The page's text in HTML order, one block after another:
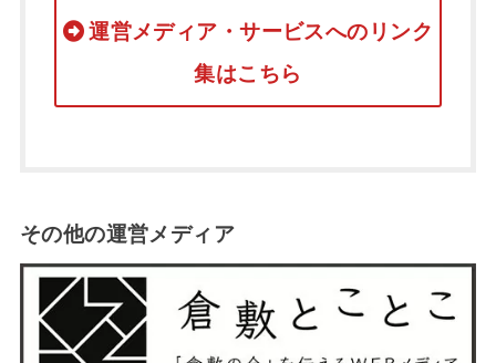
運営メディア・サービスへのリンク
集はこちら
その他の運営メディア